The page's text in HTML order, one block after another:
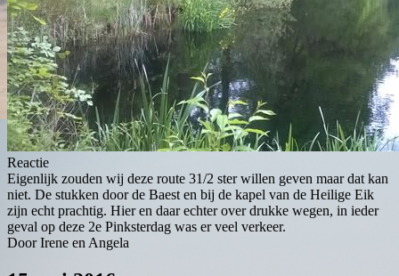
Reactie
Eigenlijk zouden wij deze route 31/2 ster willen geven maar dat kan
niet. De stukken door de Baest en bij de kapel van de Heilige Eik
zijn echt prachtig. Hier en daar echter over drukke wegen, in ieder
geval op deze 2e Pinksterdag was er veel verkeer.
Door Irene en Angela